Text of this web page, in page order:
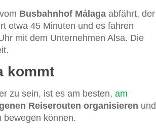
Busbahnhof Málaga abfährt, der
etwa 45 Minuten und es fahren
mit dem Unternehmen Alsa. Die
kommt
zu sein, ist es am besten, am
Reiserouten organisieren und
bewegen können.